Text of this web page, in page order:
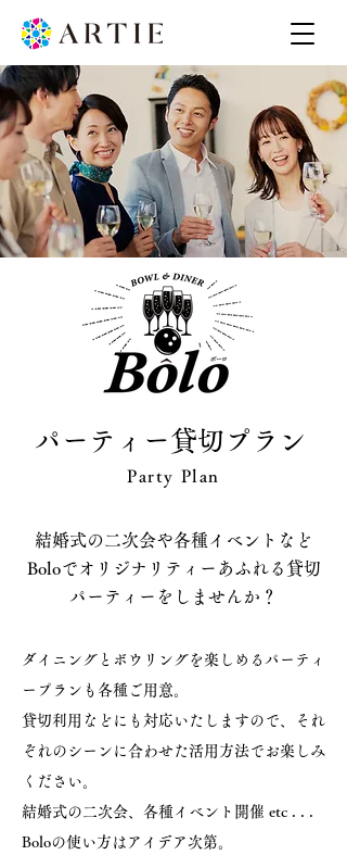
Party Plan
パーティー貸切プラン
結婚式の二次会や各種イベントなど
Boloでオリジナリティーあふれる貸切
パーティーをしませんか？
ダイニングとボウリングを楽しめるパーティ
ープランも各種ご用意。
貸切利用などにも対応いたしますので、それ
ぞれのシーンに合わせた活用方法でお楽しみ
ください。
結婚式の二次会、各種イベント開催 etc . . .
Boloの使い方はアイデア次第。